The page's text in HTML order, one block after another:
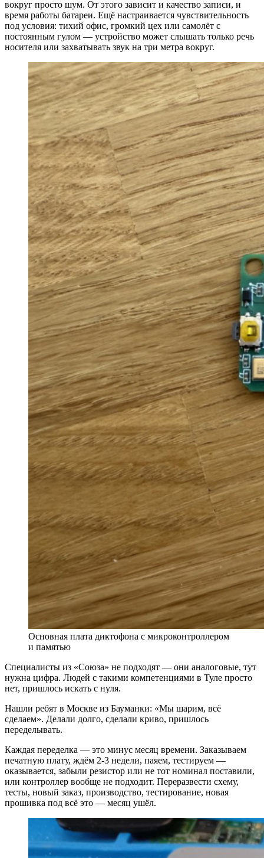
вокруг просто шум. От этого зависит и качество записи, и
время работы батареи. Ещё настраивается чувствительность
под условия: тихий офис, громкий цех или самолёт с
постоянным гулом — устройство может слышать только речь
носителя или захватывать звук на три метра вокруг.
Основная плата диктофона с микроконтроллером
и памятью
Специалисты из «Союза» не подходят — они аналоговые, тут
нужна цифра. Людей с такими компетенциями в Туле просто
нет, пришлось искать с нуля.
Нашли ребят в Москве из Бауманки: «Мы шарим, всё
сделаем». Делали долго, сделали криво, пришлось
переделывать.
Каждая переделка — это минус месяц времени. Заказываем
печатную плату, ждём 2-3 недели, паяем, тестируем —
оказывается, забыли резистор или не тот номинал поставили,
или контроллер вообще не подходит. Переразвести схему,
тесты, новый заказ, производство, тестирование, новая
прошивка под всё это — месяц ушёл.